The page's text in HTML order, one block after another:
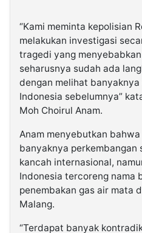
“Kami meminta kepolisian
melakukan investigasi
tragedi yang
seharusnya sudah ada
dengan melihat
Indonesia sebelumnya”
Moh Choirul Anam.
Anam menyebutkan
banyaknya perkembangan
kancah internasional,
Indonesia tercoreng nama
penembakan gas air mata
Malang.
“Terdapat banyak